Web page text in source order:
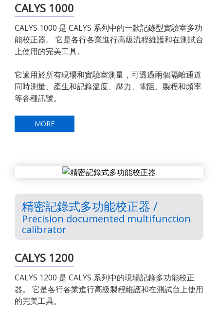
CALYS 1000
CALYS 1000 是 CALYS 系列中的一款記錄型實驗室多功
能校正器。 它是各行各業進行高級流程維護和在測試台
上使用的完美工具。
它適用於所有現場和實驗室測量，可透過兩個隔離通道
同時測量、產生和記錄溫度、壓力、電阻、製程和頻率
等各種訊號。
MORE
精密記錄式多功能校正器 /
Precision documented multifunction
calibrator
CALYS 1200
CALYS 1200 是 CALYS 系列中的現場記錄多功能校正
器。 它是各行各業進行高級製程維護和在測試台上使用
的完美工具。